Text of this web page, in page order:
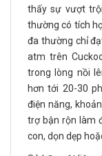
thấy sự vượt
thường có tích
đa thường chỉ
atm trên
trong lòng nồi
hơn tới 20-30
điện năng,
trợ bận rộn làm
con, dọn dẹp